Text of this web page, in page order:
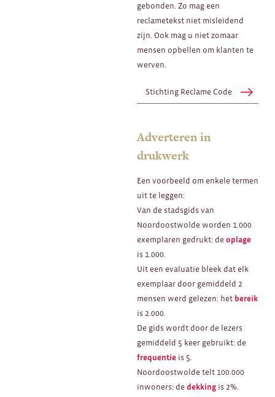
gebonden. Zo mag een
reclametekst niet misleidend
zijn. Ook mag u niet zomaar
mensen opbellen om klanten te
werven.
Stichting Reclame Code
Adverteren in
drukwerk
Een voorbeeld om enkele termen
uit te leggen:
Van de stadsgids van
Noordoostwolde worden 1.000
exemplaren gedrukt: de oplage
is 1.000.
Uit een evaluatie bleek dat elk
exemplaar door gemiddeld 2
mensen werd gelezen: het bereik
is 2.000.
De gids wordt door de lezers
gemiddeld 5 keer gebruikt: de
frequentie is 5.
Noordoostwolde telt 100.000
inwoners: de dekking is 2%.